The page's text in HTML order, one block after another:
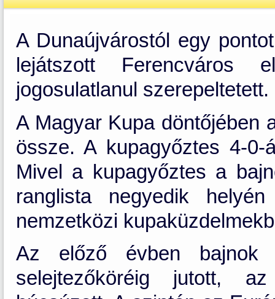
A Dunaújvárostól egy
lejátszott Ferencváros
jogosulatlanul szerepeltetett.
A Magyar Kupa döntőjében
össze. A kupagyőztes 4-
Mivel a kupagyőztes a
ranglista negyedik
nemzetközi
Az előző évben bajnok
selejtezőköréig jutott,